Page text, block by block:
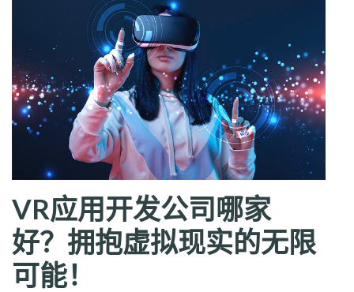
VR应用开发公司哪家
好？拥抱虚拟现实的无限
可能！